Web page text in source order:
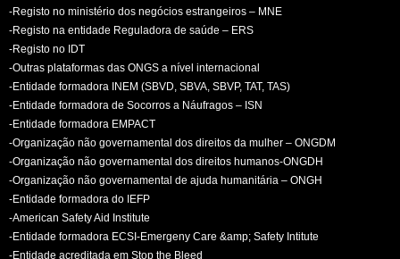
-Registo no ministério dos negócios estrangeiros – MNE
-Registo na entidade Reguladora de saúde – ERS
-Registo no IDT
-Outras plataformas das ONGS a nível internacional
-Entidade formadora INEM (SBVD, SBVA, SBVP, TAT, TAS)
-Entidade formadora de Socorros a Náufragos – ISN
-Entidade formadora EMPACT
-Organização não governamental dos direitos da mulher – ONGDM
-Organização não governamental dos direitos humanos-ONGDH
-Organização não governamental de ajuda humanitária – ONGH
-Entidade formadora do IEFP
-American Safety Aid Institute
-Entidade formadora ECSI-Emergeny Care &amp; Safety Intitute
-Entidade acreditada em Stop the Bleed